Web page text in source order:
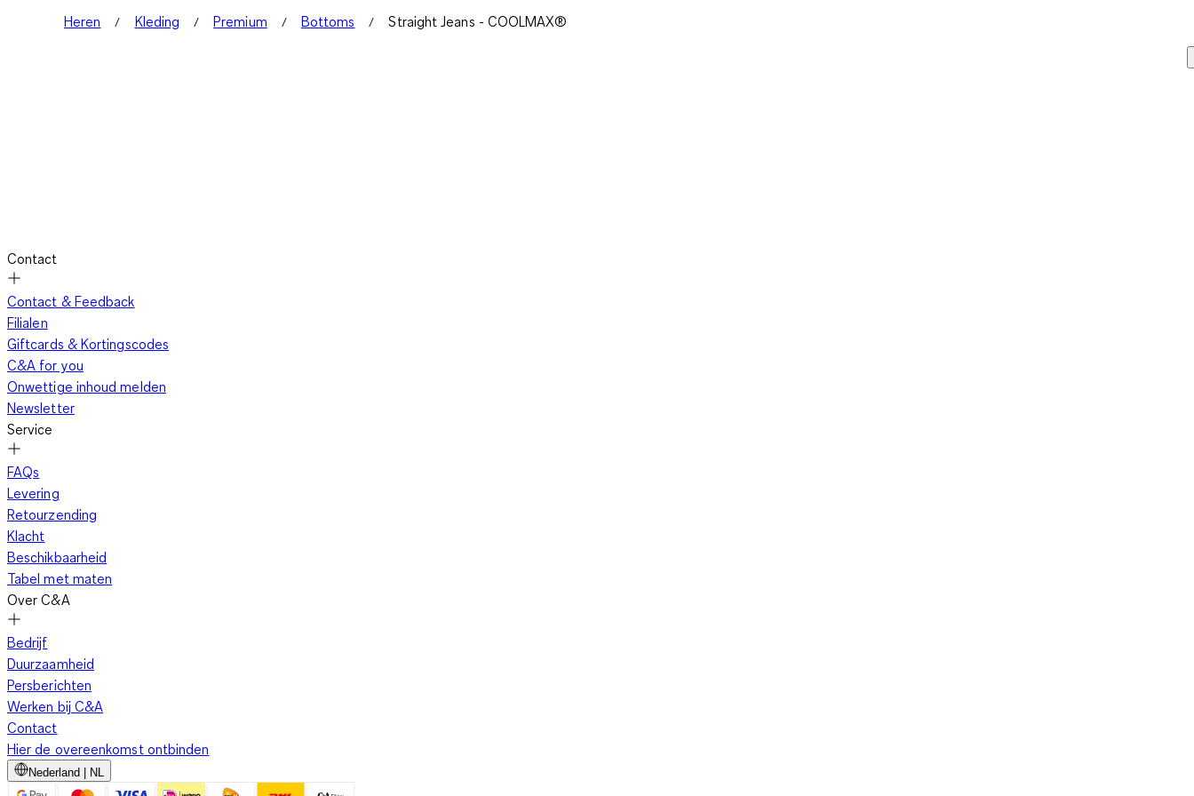
Heren Kleding Premium Bottoms Straight Jeans - COOLMAX®
Contact
Contact & Feedback
Filialen
Giftcards & Kortingscodes
C&A for you
Onwettige inhoud melden
Newsletter
Service
FAQs
Levering
Retourzending
Klacht
Beschikbaarheid
Tabel met maten
Over C&A
Bedrijf
Duurzaamheid
Persberichten
Werken bij C&A
Contact
Hier de overeenkomst ontbinden
Nederland | NL